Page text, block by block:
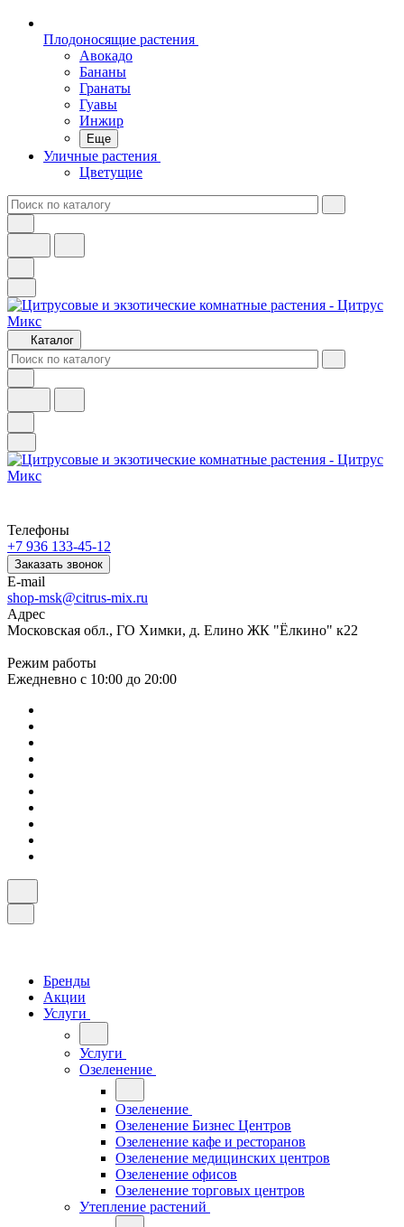
Плодоносящие растения
Авокадо
Бананы
Гранаты
Гуавы
Инжир
Еще
Уличные растения
Цветущие
Каталог
Телефоны
+7 936 133-45-12
Заказать звонок
E-mail
shop-msk@citrus-mix.ru
Адрес
Московская обл., ГО Химки, д. Елино ЖК "Ёлкино" к22
Режим работы
Ежедневно с 10:00 до 20:00
Бренды
Акции
Услуги
Услуги
Озеленение
Озеленение
Озеленение Бизнес Центров
Озеленение кафе и ресторанов
Озеленение медицинских центров
Озеленение офисов
Озеленение торговых центров
Утепление растений